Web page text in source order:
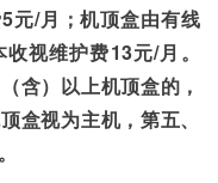
元/月；机顶盒由有线
视维护费13元/月。
含）以上机顶盒的，
盒视为主机，第五、